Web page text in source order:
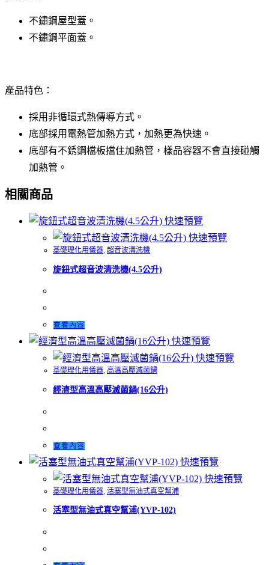
不鏽鋼屋型蓋。
不鏽鋼平面蓋。
產品特色：
採用非循環式熱傳導方式。
底部採用電熱管加熱方式，加熱更為快速。
底部有不銹鋼檔板擋住加熱管，樣品容器不會直接碰觸
加熱管。
相關商品
快速預覽
快速預覽
基礎理化用儀器, 超音波清洗機
旋鈕式超音波清洗機(4.5公升)
查看內容
快速預覽
快速預覽
基礎理化用儀器, 高溫高壓滅菌鍋
經濟型高溫高壓滅菌鍋(16公升)
查看內容
快速預覽
快速預覽
基礎理化用儀器 活塞型無油式真空幫浦
活塞型無油式真空幫浦(YVP-102)